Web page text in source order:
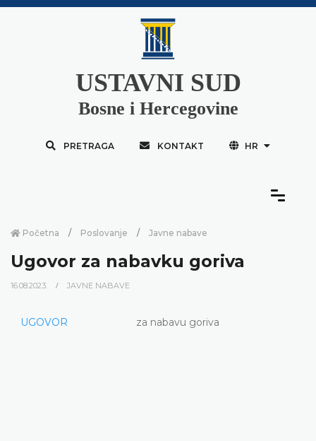
USTAVNI SUD
Bosne i Hercegovine
PRETRAGA KONTAKT HR
Početna Poslovanje Javne nabave
Ugovor za nabavku goriva
16.08.2023. JAVNE NABAVE
UGOVOR za nabavu goriva